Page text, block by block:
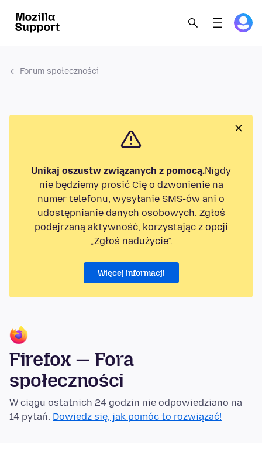
Forum społeczności
Unikaj oszustw związanych z pomocą.Nigdy
nie będziemy prosić Cię o dzwonienie na
numer telefonu, wysyłanie SMS-ów ani o
udostępnianie danych osobowych. Zgłoś
podejrzaną aktywność, korzystając z opcji
„Zgłoś nadużycie”.
Więcej informacji
Firefox — Fora
społeczności
W ciągu ostatnich 24 godzin nie odpowiedziano na
14 pytań. Dowiedz się, jak pomóc to rozwiązać!